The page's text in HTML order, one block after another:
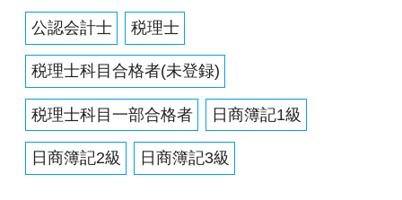
公認会計士 税理士
税理士科目合格者(未登録)
税理士科目一部合格者 日商簿記1級
日商簿記2級 日商簿記3級